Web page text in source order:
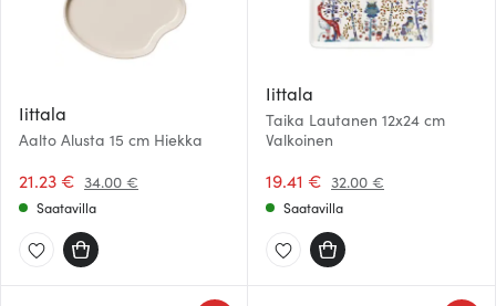
Iittala
Aalto Alusta 15 cm Hiekka
21.23 € 34.00 €
Saatavilla
Iittala
Taika Lautanen 12x24 cm
Valkoinen
19.41 € 32.00 €
Saatavilla